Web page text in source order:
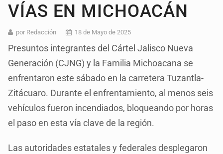
VÍAS EN MICHOACÁN
por Redacción 18 de Mayo de 2025
Presuntos integrantes del Cártel Jalisco Nueva
Generación (CJNG) y la Familia Michoacana se
enfrentaron este sábado en la carretera Tuzantla-
Zitácuaro. Durante el enfrentamiento, al menos seis
vehículos fueron incendiados, bloqueando por horas
el paso en esta vía clave de la región.
Las autoridades estatales y federales desplegaron